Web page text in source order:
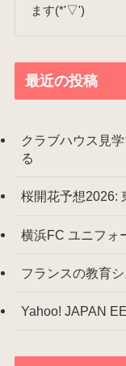
ます(*'▽')
最近の投稿
クラブハウス見
る
桜開花予想2026:
横浜FC ユニフォ
フランスの教育
Yahoo! JAPAN